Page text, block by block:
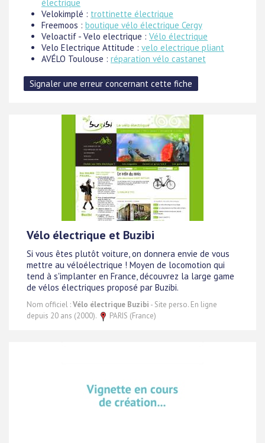
électrique
Velokimplé : trottinette électrique
Freemoos : boutique vélo électrique Cergy
Veloactif - Velo electrique : Vélo électrique
Velo Electrique Attitude : velo electrique pliant
AVÉLO Toulouse : réparation vélo castanet
Vélo électrique et Buzibi
Si vous êtes plutôt voiture, on donnera envie de vous
mettre au véloélectrique ! Moyen de locomotion qui
tend à s'implanter en France, découvrez la large game
de vélos électriques proposé par Buzibi.
Nom officiel :Vélo électrique Buzibi - Site perso. En ligne
depuis 20 ans (2000).
PARIS (France)